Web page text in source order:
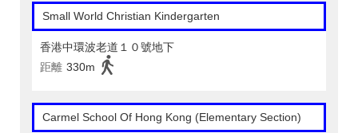
Small World Christian Kindergarten
香港中環波老道１０號地下
距離 330m
Carmel School Of Hong Kong (Elementary Section)